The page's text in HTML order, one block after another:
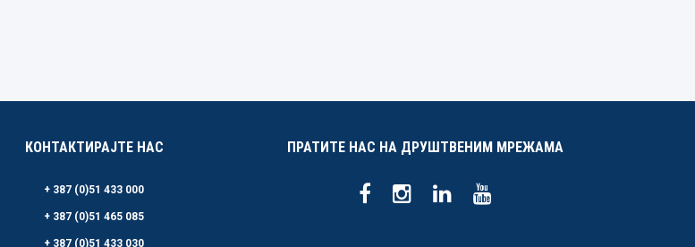
КОНТАКТИРАЈТЕ НАС
+ 387 (0)51 433 000
+ 387 (0)51 465 085
+ 387 (0)51 433 030
ПРАТИТЕ НАС НА ДРУШТВЕНИМ МРЕЖАМА